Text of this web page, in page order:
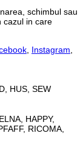
schimbul sau
cazul in care
, Instagram,
HUS, SEW
HAPPY,
RICOMA,